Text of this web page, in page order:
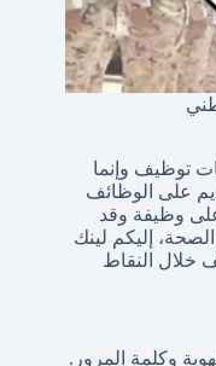
توظيف وإنما
على الوظائف
وظيفة وقد
إليكم لينك
خلال النقاط
وكلمة المرور.